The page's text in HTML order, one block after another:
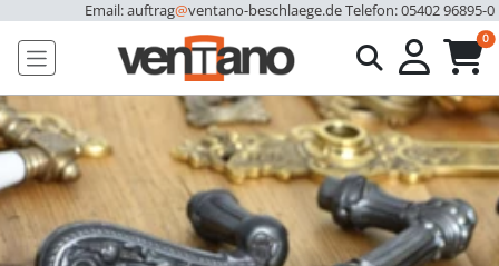
Email: auftrag@ventano-beschlaege.deTelefon: 05402 96895-0
0